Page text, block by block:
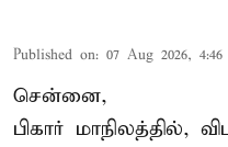
Published on: 07 Aug 2026, 4:46
சென்னை,
பிகார் மாநிலத்தில்,